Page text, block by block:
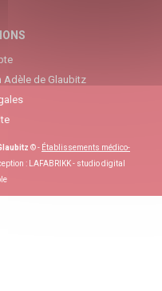
Adèle de Glaubitz
© - Établissements médico-
:
LAFABRIKK - studio digital